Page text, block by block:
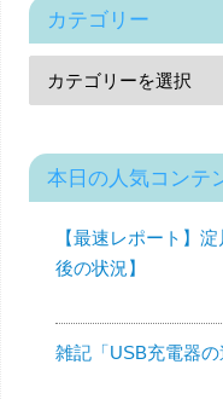
カテゴリー
本日の人気コンテ
【最速レポート】
後の状況】
雑記「USB充電器の